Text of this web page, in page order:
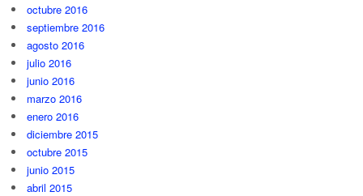
octubre 2016
septiembre 2016
agosto 2016
julio 2016
junio 2016
marzo 2016
enero 2016
diciembre 2015
octubre 2015
junio 2015
abril 2015